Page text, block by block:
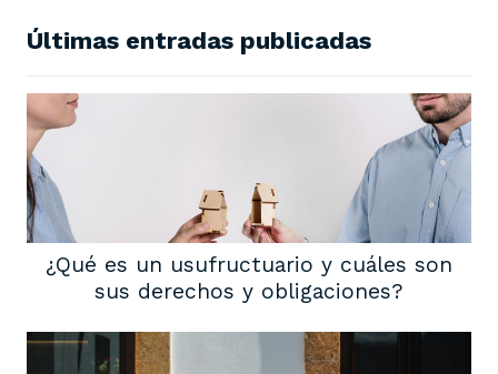
Últimas entradas publicadas
¿Qué es un usufructuario y cuáles son
sus derechos y obligaciones?